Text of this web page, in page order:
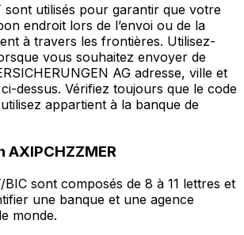
sont utilisés pour garantir que votre
endroit lors de l’envoi ou de la
à travers les frontières. Utilisez-
vous souhaitez envoyer de
AG adresse, ville et
dessus. Vérifiez toujours que le code
appartient à la banque de
BIC sont composés de 8 à 11 lettres et
une banque et une agence
monde.